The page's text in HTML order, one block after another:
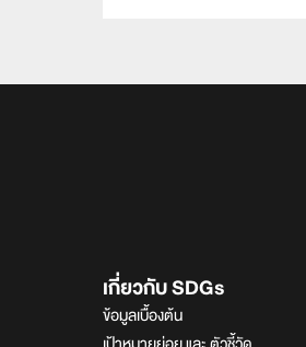
เกี่ยวกับ SDGs
ข้อมูลเบื้องต้น